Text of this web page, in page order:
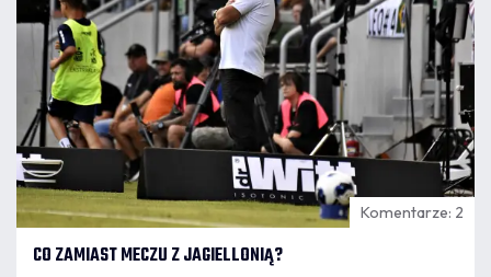
Komentarze: 2
CO ZAMIAST MECZU Z JAGIELLONIĄ?